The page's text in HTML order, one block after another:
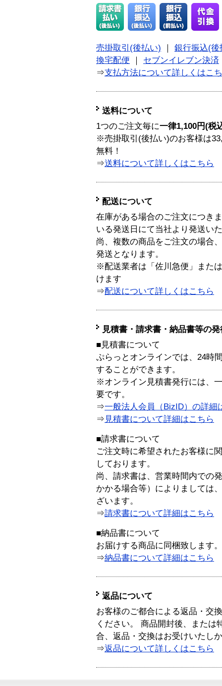
売掛取引(後払い) ｜ 銀行振込(後
換宅配便 ｜ セブンイレブン決済
⇒支払方法について詳しくはこ
送料について
1つのご注文毎に一律1,100円(税
※売掛取引(後払い)のお客様は
無料！
⇒送料について詳しくはこちら
配送について
在庫がある場合のご注文につき
いる発送日にて当社より発送い
尚、複数の商品をご注文の場合
発送となります。
※配送業者は「佐川急便」また
けます
⇒配送について詳しくはこちら
見積書・請求書・納品書等の
■見積書について
ぷらっとオンラインでは、24時
することができます。
※オンライン見積書発行には、
要です。
⇒一般法人会員（BizID）の詳細
⇒ 見積書について詳細はこちら
■請求書について
ご注文時に希望されたお客様に
しております。
尚、請求書は、営業時間内での
かかる場合等）によりましては
ざいます。
⇒請求書について詳細はこちら
■納品書について
お届けする商品に同梱致します。
⇒納品書について詳細はこちら
返品について
お客様のご都合による返品・交
ください。 商品開封後、または
合、返品・交換はお受けいたし
⇒返品について詳しくはこちら